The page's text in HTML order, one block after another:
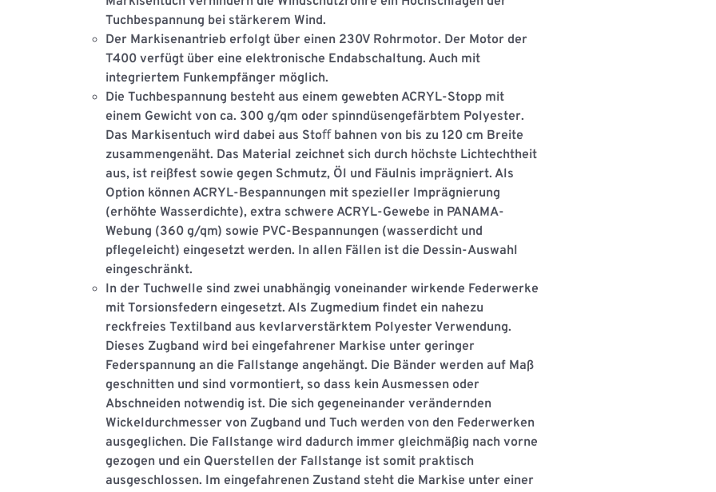
Tuchbespannung bei stärkerem Wind.
Der Markisenantrieb erfolgt über einen 230V Rohrmotor. Der Motor der
T400 verfügt über eine elektronische Endabschaltung. Auch mit
integriertem Funkempfänger möglich.
Die Tuchbespannung besteht aus einem gewebten ACRYL-Stopp mit
einem Gewicht von ca. 300 g/qm oder spinndüsengefärbtem Polyester.
Das Markisentuch wird dabei aus Stoﬀ bahnen von bis zu 120 cm Breite
zusammengenäht. Das Material zeichnet sich durch höchste Lichtechtheit
aus, ist reißfest sowie gegen Schmutz, Öl und Fäulnis imprägniert. Als
Option können ACRYL-Bespannungen mit spezieller Imprägnierung
(erhöhte Wasserdichte), extra schwere ACRYL-Gewebe in PANAMA-
Webung (360 g/qm) sowie PVC-Bespannungen (wasserdicht und
pﬂegeleicht) eingesetzt werden. In allen Fällen ist die Dessin-Auswahl
eingeschränkt.
In der Tuchwelle sind zwei unabhängig voneinander wirkende Federwerke
mit Torsionsfedern eingesetzt. Als Zugmedium ﬁndet ein nahezu
reckfreies Textilband aus kevlarverstärktem Polyester Verwendung.
Dieses Zugband wird bei eingefahrener Markise unter geringer
Federspannung an die Fallstange angehängt. Die Bänder werden auf Maß
geschnitten und sind vormontiert, so dass kein Ausmessen oder
Abschneiden notwendig ist. Die sich gegeneinander verändernden
Wickeldurchmesser von Zugband und Tuch werden von den Federwerken
ausgeglichen. Die Fallstange wird dadurch immer gleichmäßig nach vorne
gezogen und ein Querstellen der Fallstange ist somit praktisch
ausgeschlossen. Im eingefahrenen Zustand steht die Markise unter einer